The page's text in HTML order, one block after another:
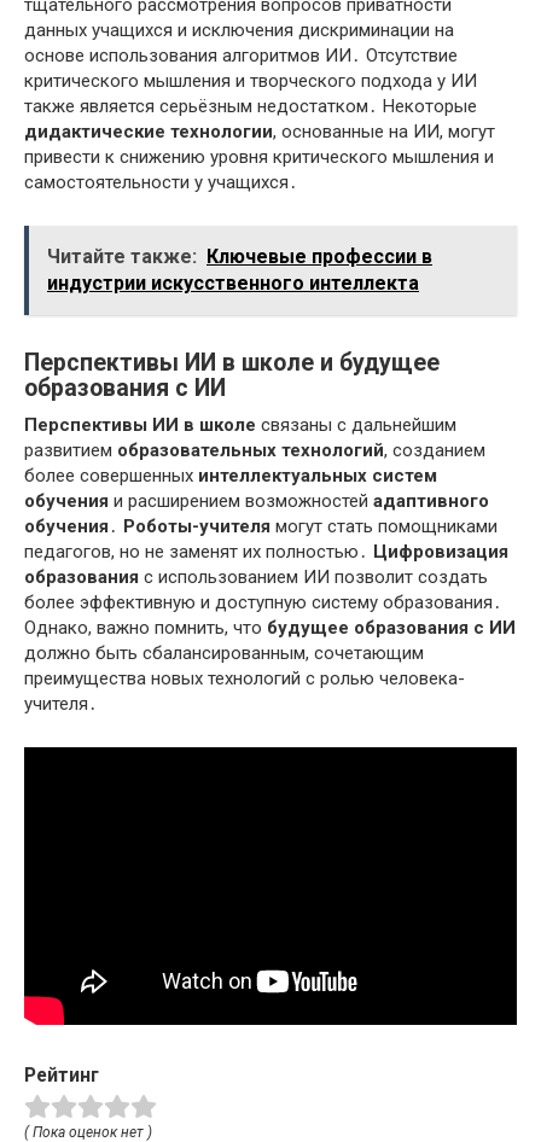
тщательного рассмотрения вопросов приватности
данных учащихся и исключения дискриминации на
основе использования алгоритмов ИИ․ Отсутствие
критического мышления и творческого подхода у ИИ
также является серьёзным недостатком․ Некоторые
дидактические технологии, основанные на ИИ, могут
привести к снижению уровня критического мышления и
самостоятельности у учащихся․
Читайте также: Ключевые профессии в
индустрии искусственного интеллекта
Перспективы ИИ в школе и будущее
образования с ИИ
Перспективы ИИ в школе связаны с дальнейшим
развитием образовательных технологий, созданием
более совершенных интеллектуальных систем
обучения и расширением возможностей адаптивного
обучения ․ Роботы-учителя могут стать помощниками
педагогов, но не заменят их полностью․ Цифровизация
образования с использованием ИИ позволит создать
более эффективную и доступную систему образования․
Однако, важно помнить, что будущее образования с ИИ
должно быть сбалансированным, сочетающим
преимущества новых технологий с ролью человека-
учителя․
Рейтинг
( Пока оценок нет )